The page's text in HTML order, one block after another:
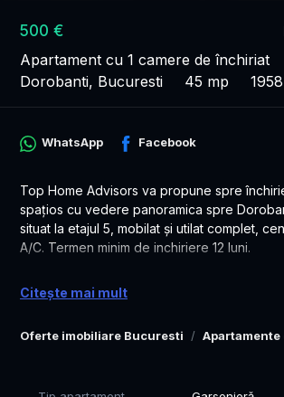
500 €
Apartament cu 1 camere de închiriat
Dorobanti, Bucuresti
45 mp 1958
Oferte imobiliare Bucuresti
WhatsApp Facebook
Top Home Advisors va propune spre
spațios cu vedere panoramica spre
situat la etajul 5, mobilat și utilat complet,
A/C. Termen minim de inchiriere 12 luni.
Citește mai mult